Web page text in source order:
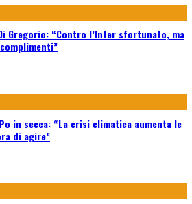
Gregorio: “Contro l’Inter sfortunato, ma
in secca: “La crisi climatica aumenta le
di agire”